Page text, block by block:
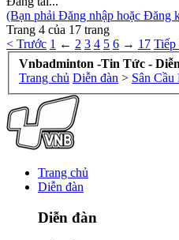
(Bạn phải Đăng nhập hoặc Đăng
Trang 4 của 17 trang
< Trước 1 ← 2 3 4 5 6 → 17 Tiếp
Vnbadminton -Tin Tức -
Trang chủ Diễn đàn > Sân
Trang chủ
Diễn đàn
Diễn đàn